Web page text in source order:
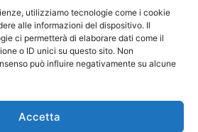
utilizziamo tecnologie come i cookie
alle informazioni del dispositivo. Il
ci permetterà di elaborare dati come il
o ID unici su questo sito. Non
può influire negativamente su alcune
Accetta